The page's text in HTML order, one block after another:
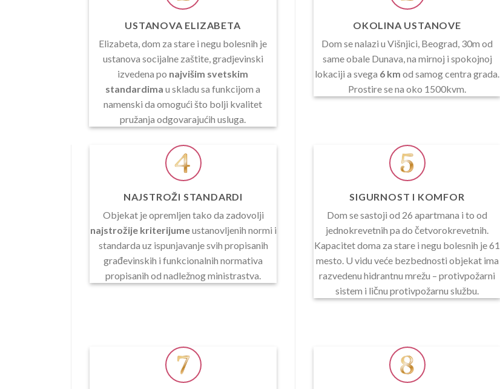
USTANOVA ELIZABETA
Elizabeta, dom za stare i negu bolesnih je
ustanova socijalne zaštite, gradjevinski
izvedena po najvišim svetskim
standardima u skladu sa funkcijom a
namenski da omogući što bolji kvalitet
pružanja odgovarajućih usluga.
OKOLINA USTANOVE
Dom se nalazi u Višnjici, Beograd, 30m od
same obale Dunava, na mirnoj i spokojnoj
lokaciji a svega 6 km od samog centra grada.
Prostire se na oko 1500kvm.
NAJSTROŽI STANDARDI
Objekat je opremljen tako da zadovolji
najstrožije kriterijumeustanovljenih normi i
standarda uz ispunjavanje svih propisanih
građevinskih i funkcionalnih normativa
propisanih od nadležnog ministrastva.
SIGURNOST I KOMFOR
Dom se sastoji od 26 apartmana i to od
jednokrevetnih pa do četvorokrevetnih.
Kapacitet doma za stare i negu bolesnih je 61
mesto. U vidu veće bezbednosti objekat ima
razvedenu hidrantnu mrežu – protivpožarni
sistem i ličnu protivpožarnu službu.